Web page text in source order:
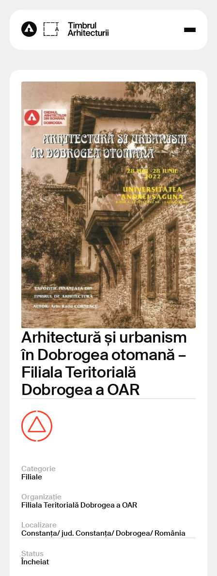
Arhitectură și urbanism
în Dobrogea otomană –
Filiala Teritorială
Dobrogea a OAR
Categorie
Filiale
Organizație
Filiala Teritorială Dobrogea a OAR
Localizare
Constanța/ jud. Constanța/ Dobrogea/ România
Status
Încheiat